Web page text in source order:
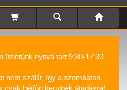
üzletünk nyitva tart 9:30-17:30
nem szállít, így a szombaton